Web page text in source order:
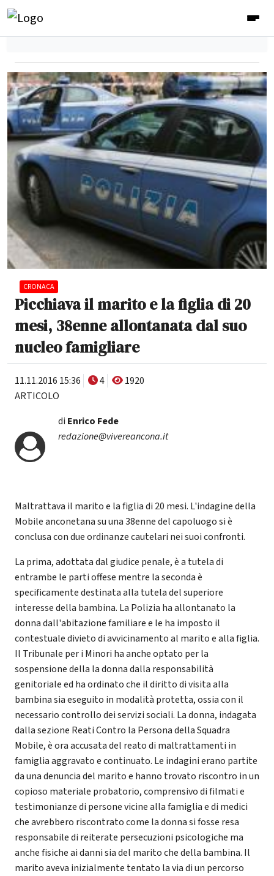
CRONACA
Picchiava il marito e la figlia di 20
mesi, 38enne allontanata dal suo
nucleo famigliare
11.11.2016 15:36 4
1920
ARTICOLO
di Enrico Fede
redazione@vivereancona.it
Maltrattava il marito e la figlia di 20 mesi. L'indagine della
Mobile anconetana su una 38enne del capoluogo si è
conclusa con due ordinanze cautelari nei suoi confronti.
La prima, adottata dal giudice penale, è a tutela di
entrambe le parti offese mentre la seconda è
specificamente destinata alla tutela del superiore
interesse della bambina. La Polizia ha allontanato la
donna dall'abitazione familiare e le ha imposto il
contestuale divieto di avvicinamento al marito e alla figlia.
Il Tribunale per i Minori ha anche optato per la
sospensione della la donna dalla responsabilità
genitoriale ed ha ordinato che il diritto di visita alla
bambina sia eseguito in modalità protetta, ossia con il
necessario controllo dei servizi sociali. La donna, indagata
dalla sezione Reati Contro la Persona della Squadra
Mobile, è ora accusata del reato di maltrattamenti in
famiglia aggravato e continuato. Le indagini erano partite
da una denuncia del marito e hanno trovato riscontro in un
copioso materiale probatorio, comprensivo di filmati e
testimonianze di persone vicine alla famiglia e di medici
che avrebbero riscontrato come la donna si fosse resa
responsabile di reiterate persecuzioni psicologiche ma
anche fisiche ai danni sia del marito che della bambina. Il
marito aveva inizialmente tentato la via di un percorso